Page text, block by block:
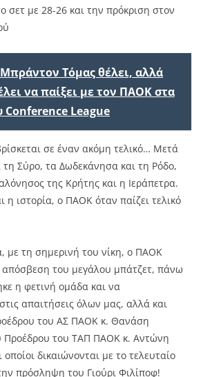
σετ με 28-26 και την πρόκριση στον
Τόμας θέλει, αλλά
να παίξει με τον ΠΑΟΚ στα
Conference League
σε έναν ακόμη τελικό… Μετά
τη Σύρο, τα Δωδεκάνησα και τη Ρόδο,
της Κρήτης και η Ιεράπετρα.
η ιστορία, ο ΠΑΟΚ όταν παίζει τελικό
με τη σημερινή του νίκη, ο ΠΑΟΚ
απόσβεση του μεγάλου μπάτζετ, πάνω
η φετινή ομάδα και να
απαιτήσεις όλων μας, αλλά και
του ΑΣ ΠΑΟΚ κ. Θανάση
Προέδρου του ΤΑΠ ΠΑΟΚ κ. Αντώνη
δικαιώνονται με το τελευταίο
πρόσληψη του Γιούρι Φιλίποφ!